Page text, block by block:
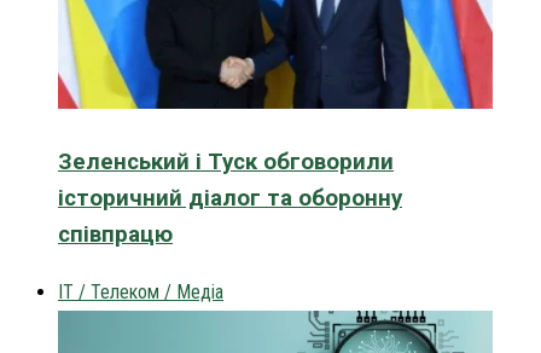
Зеленський і Туск обговорили
історичний діалог та оборонну
співпрацю
IT / Телеком / Медіа